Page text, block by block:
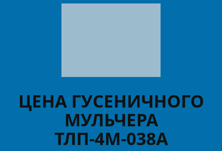
ЦЕНА ГУСЕНИЧНОГО
МУЛЬЧЕРА
ТЛП-4М-038А